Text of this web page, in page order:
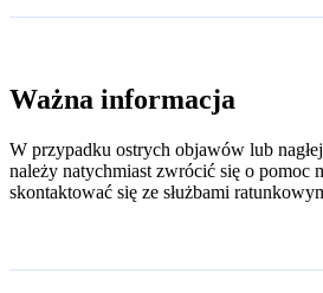
Ważna informacja
W przypadku ostrych objawów lub
należy natychmiast zwrócić się o pomoc
skontaktować się ze służbami